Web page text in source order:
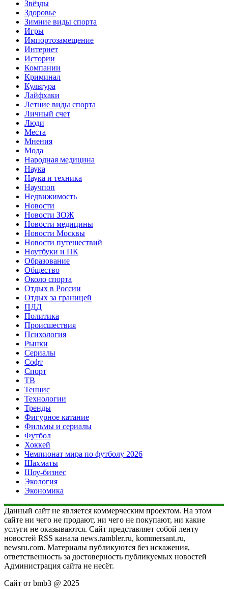
Звёзды
Здоровье
Зимние виды спорта
Игры
Импортозамещение
Интернет
Истории
Компании
Криминал
Культура
Лайфхаки
Летние виды спорта
Личный счет
Люди
Места
Мнения
Мода
Народная медицина
Наука
Наука и техника
Научпоп
Недвижимость
Новости
Новости ЗОЖ
Новости медицины
Новости Москвы
Новости путешествий
Ноутбуки и ПК
Образование
Общество
Около спорта
Отдых в России
Отдых за границей
ПДД
Политика
Происшествия
Психология
Рынки
Сериалы
Софт
Спорт
ТВ
Теннис
Технологии
Тренды
Фигурное катание
Фильмы и сериалы
Футбол
Хоккей
Чемпионат мира по футболу 2026
Шахматы
Шоу-бизнес
Экология
Экономика
Данный сайт не является коммерческим проектом. На этом
сайте ни чего не продают, ни чего не покупают, ни какие
услуги не оказываются. Сайт представляет собой ленту
новостей RSS канала news.rambler.ru, kommersant.ru,
newsru.com. Материалы публикуются без искажения,
ответственность за достоверность публикуемых новостей
Администрация сайта не несёт.
Сайт от bmb3 @ 2025